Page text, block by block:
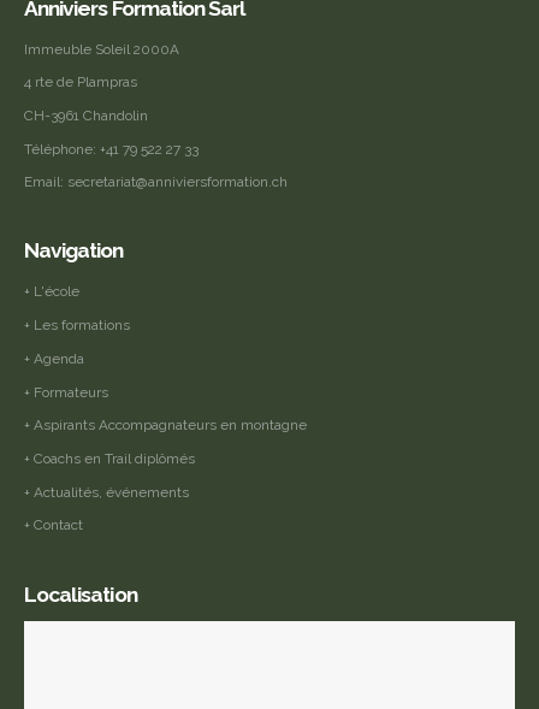
Anniviers Formation Sarl
Immeuble Soleil 2000A
4 rte de Plampras
CH-3961 Chandolin
Téléphone: +41 79 522 27 33
Email: secretariat@anniviersformation.ch
Navigation
+ L'école
+ Les formations
+ Agenda
+ Formateurs
+ Aspirants Accompagnateurs en montagne
+ Coachs en Trail diplômés
+ Actualités, événements
+ Contact
Localisation